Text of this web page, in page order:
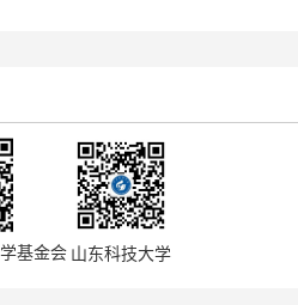
责任公司签署紧密合作协议
基金会 山东科技大学